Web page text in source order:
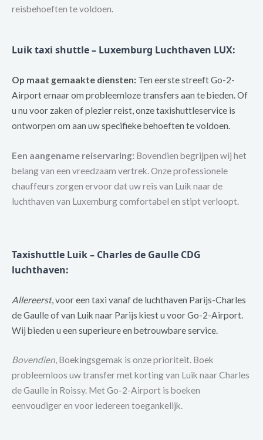
reisbehoeften te voldoen.
Luik taxi shuttle – Luxemburg Luchthaven LUX:
Op maat gemaakte diensten: Ten eerste streeft Go-2-
Airport ernaar om probleemloze transfers aan te bieden. Of
u nu voor zaken of plezier reist, onze taxishuttleservice is
ontworpen om aan uw specifieke behoeften te voldoen.
Een aangename reiservaring: Bovendien begrijpen wij het
belang van een vreedzaam vertrek. Onze professionele
chauffeurs zorgen ervoor dat uw reis van Luik naar de
luchthaven van Luxemburg comfortabel en stipt verloopt.
Taxishuttle Luik – Charles de Gaulle CDG
luchthaven:
Allereerst , voor een taxi vanaf de luchthaven Parijs-Charles
de Gaulle of van Luik naar Parijs kiest u voor Go-2-Airport.
Wij bieden u een superieure en betrouwbare service.
Bovendien, Boekingsgemak is onze prioriteit. Boek
probleemloos uw transfer met korting van Luik naar Charles
de Gaulle in Roissy. Met Go-2-Airport is boeken
eenvoudiger en voor iedereen toegankelijk.